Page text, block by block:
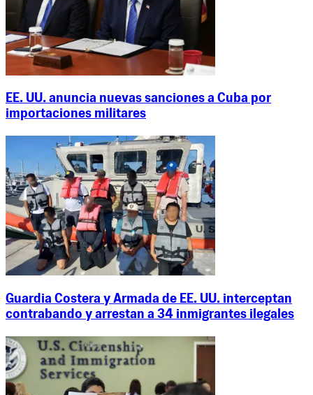
EE. UU. anuncia nuevas sanciones a Cuba por
importaciones militares
Guardia Costera y Armada de EE. UU. interceptan
contrabando y arrestan a 34 inmigrantes ilegales